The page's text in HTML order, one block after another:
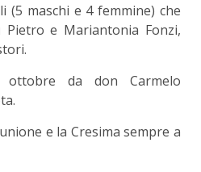
(5 maschi e 4 femmine) che
Pietro e Mariantonia Fonzi,
da don Carmelo
e la Cresima sempre a